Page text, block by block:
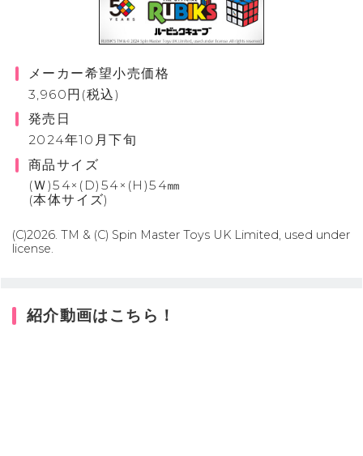
メーカー希望小売価格
3,960円(税込)
発売日
2024年10月下旬
商品サイズ
(Ｗ)54×(D)54×(H)54㎜
(本体サイズ)
(C)2026. TM & (C) Spin Master Toys UK Limited, used under
license.
紹介動画はこちら！